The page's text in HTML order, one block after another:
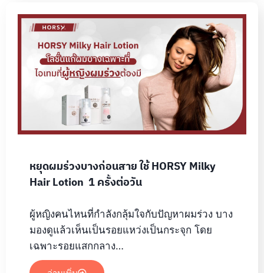
หยุดผมร่วงบางก่อนสาย ใช้ HORSY Milky
Hair Lotion 1 ครั้งต่อวัน
ผู้หญิงคนไหนที่กำลังกลุ้มใจกับปัญหาผมร่วง บาง
มองดูแล้วเห็นเป็นรอยแหว่งเป็นกระจุก โดย
เฉพาะรอยแสกกลาง…